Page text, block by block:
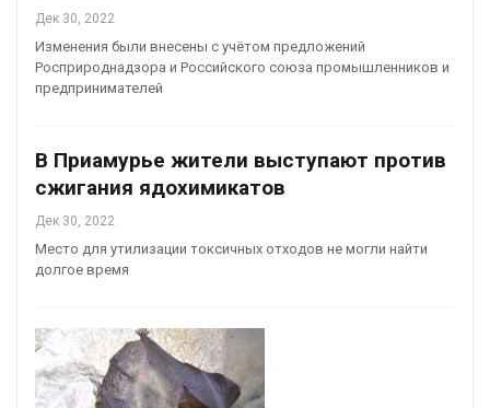
Дек 30, 2022
Изменения были внесены с учётом предложений
Росприроднадзора и Российского союза промышленников и
предпринимателей
В Приамурье жители выступают против
сжигания ядохимикатов
Дек 30, 2022
Место для утилизации токсичных отходов не могли найти
долгое время